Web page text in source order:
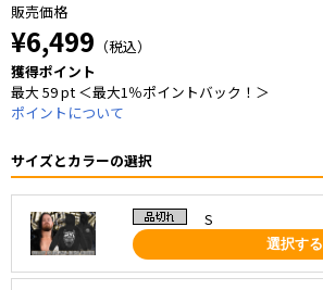
販売価格
¥6,499 （税込）
獲得ポイント
最大 59 pt ＜最大1％ポイントバック！＞
ポイントについて
サイズとカラーの選択
S
選択する